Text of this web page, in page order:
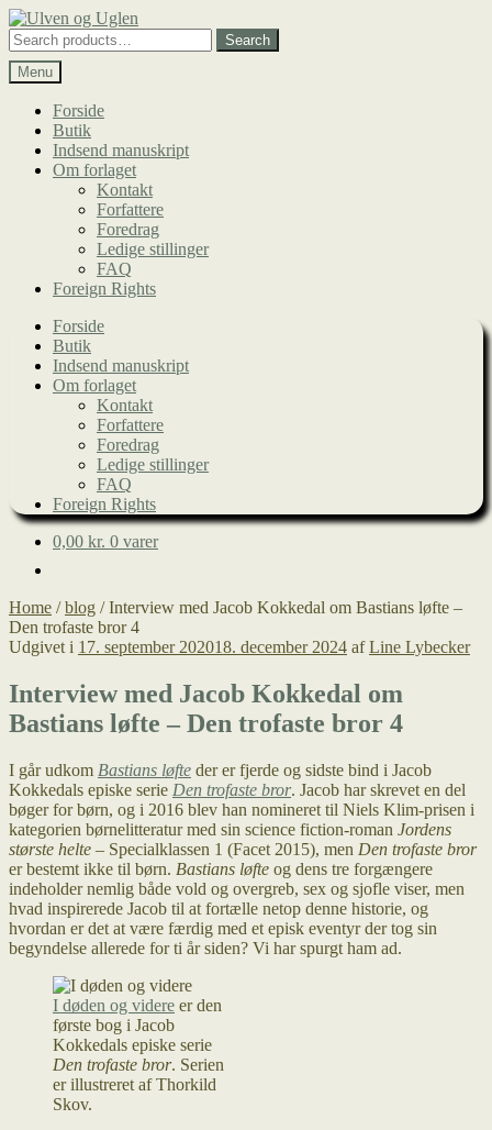
Spring
til
navigation
Spring
til
indhold
Search
for:
Search
Menu
Forside
Butik
Indsend manuskript
Om forlaget
Kontakt
Forfattere
Foredrag
Ledige stillinger
FAQ
Foreign Rights
Forside
Butik
Indsend manuskript
Om forlaget
Kontakt
Forfattere
Foredrag
Ledige stillinger
FAQ
Foreign Rights
0,00 kr. 0 varer
Home /blog /Interview med Jacob Kokkedal om Bastians løfte –
Den trofaste bror 4
Udgivet i 17. september 202018. december 2024 afLine Lybecker
Interview med Jacob Kokkedal om
Bastians løfte – Den trofaste bror 4
I går udkom Bastians løfte der er fjerde og sidste bind i Jacob
Kokkedals episke serie Den trofaste bror. Jacob har skrevet en del
bøger for børn, og i 2016 blev han nomineret til Niels Klim-prisen i
kategorien børnelitteratur med sin science fiction-roman Jordens
største helte – Specialklassen 1 (Facet 2015), men Den trofaste bror
er bestemt ikke til børn. Bastians løfte og dens tre forgængere
indeholder nemlig både vold og overgreb, sex og sjofle viser, men
hvad inspirerede Jacob til at fortælle netop denne historie, og
hvordan er det at være færdig med et episk eventyr der tog sin
begyndelse allerede for ti år siden? Vi har spurgt ham ad.
I døden og videre er den
første bog i Jacob
Kokkedals episke serie
Den trofaste bror. Serien
er illustreret af Thorkild
Skov.